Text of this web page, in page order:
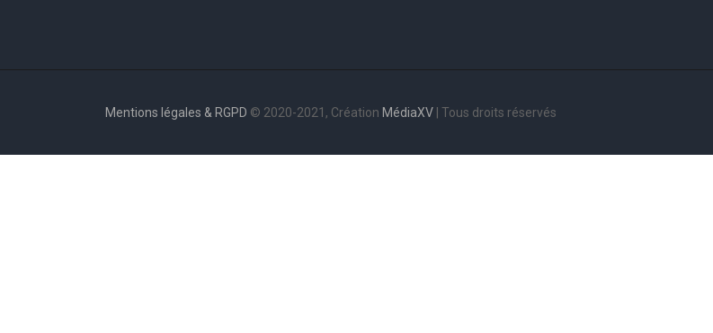
Mentions légales & RGPD © 2020-2021, Création MédiaXV | Tous droits réservés